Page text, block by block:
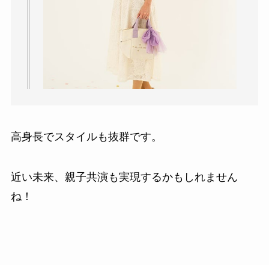
高身長でスタイルも抜群です。
近い未来、親子共演も実現するかもしれません
ね！